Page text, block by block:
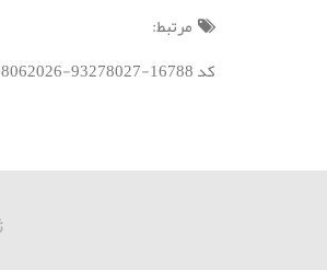
مرتبط:
کد BSC : 192188373308062026-93278027-16788;